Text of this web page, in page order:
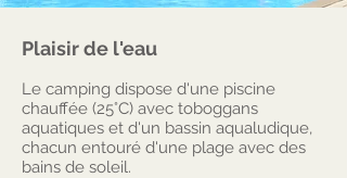
Plaisir de l'eau
Le camping dispose d'une piscine
chauffée (25°C) avec toboggans
aquatiques et d'un bassin aqualudique,
chacun entouré d'une plage avec des
bains de soleil.